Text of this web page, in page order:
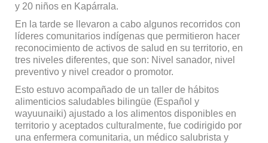
y 20 niños en Kapárrala.
En la tarde se llevaron a cabo algunos recorridos con
líderes comunitarios indígenas que permitieron hacer
reconocimiento de activos de salud en su territorio, en
tres niveles diferentes, que son: Nivel sanador, nivel
preventivo y nivel creador o promotor.
Esto estuvo acompañado de un taller de hábitos
alimenticios saludables bilingüe (Español y
wayuunaiki) ajustado a los alimentos disponibles en
territorio y aceptados culturalmente, fue codirigido por
una enfermera comunitaria, un médico salubrista y